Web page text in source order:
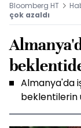
Bloomberg HT
çok azaldı
Almanya'da
beklentilerin